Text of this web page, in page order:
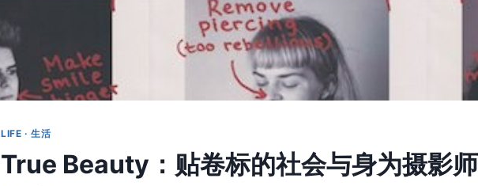
LIFE · 生活
True Beauty：贴卷标的社会与身为摄影